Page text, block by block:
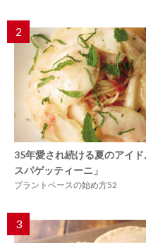
2
35年愛され続ける夏のアイ
スパゲッティーニ」
プラントベースの始め方52
3